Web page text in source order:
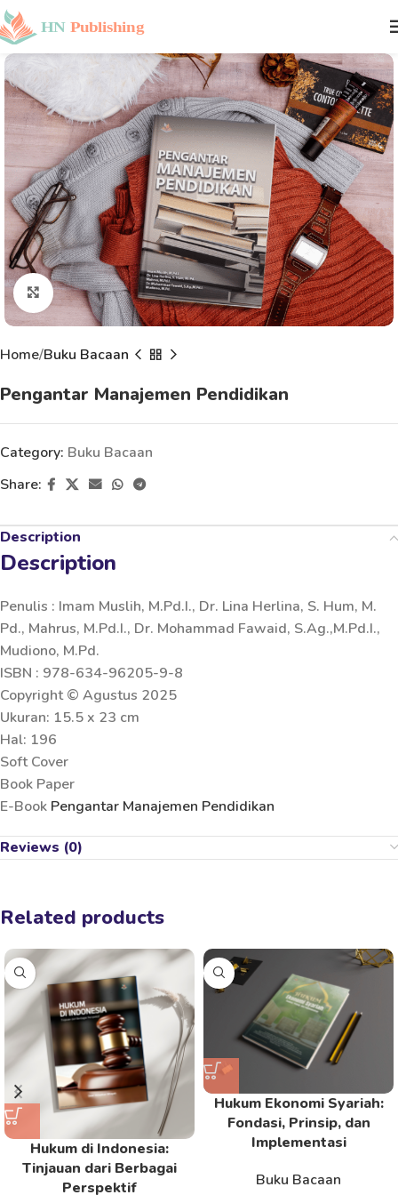
Click to enlarge
Home Buku Bacaan
Pengantar Manajemen Pendidikan
Category: Buku Bacaan
Share:
Description
Description
Penulis : Imam Muslih, M.Pd.I., Dr. Lina Herlina, S. Hum, M.
Pd., Mahrus, M.Pd.I., Dr. Mohammad Fawaid, S.Ag.,M.Pd.I.,
Mudiono, M.Pd.
ISBN : 978-634-96205-9-8
Copyright © Agustus 2025
Ukuran: 15.5 x 23 cm
Hal: 196
Soft Cover
Book Paper
E-Book Pengantar Manajemen Pendidikan
Reviews (0)
Related products
Hukum di Indonesia:
Tinjauan dari Berbagai
Perspektif
Hukum Ekonomi Syariah:
Fondasi, Prinsip, dan
Implementasi
Buku Bacaan